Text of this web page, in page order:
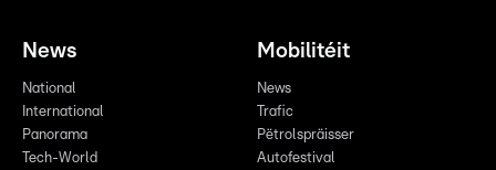
News
National
International
Panorama
Tech-World
Mobilitéit
News
Trafic
Pëtrolspräisser
Autofestival